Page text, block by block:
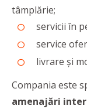
tâmplărie;
servicii în
service
livrare și
Compania este
amenajări